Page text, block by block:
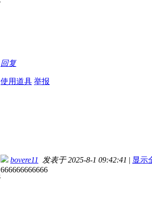
回复
使用道具 举报
bovere11 发表于 2025-8-1 09:42:41 | 显示
666666666666